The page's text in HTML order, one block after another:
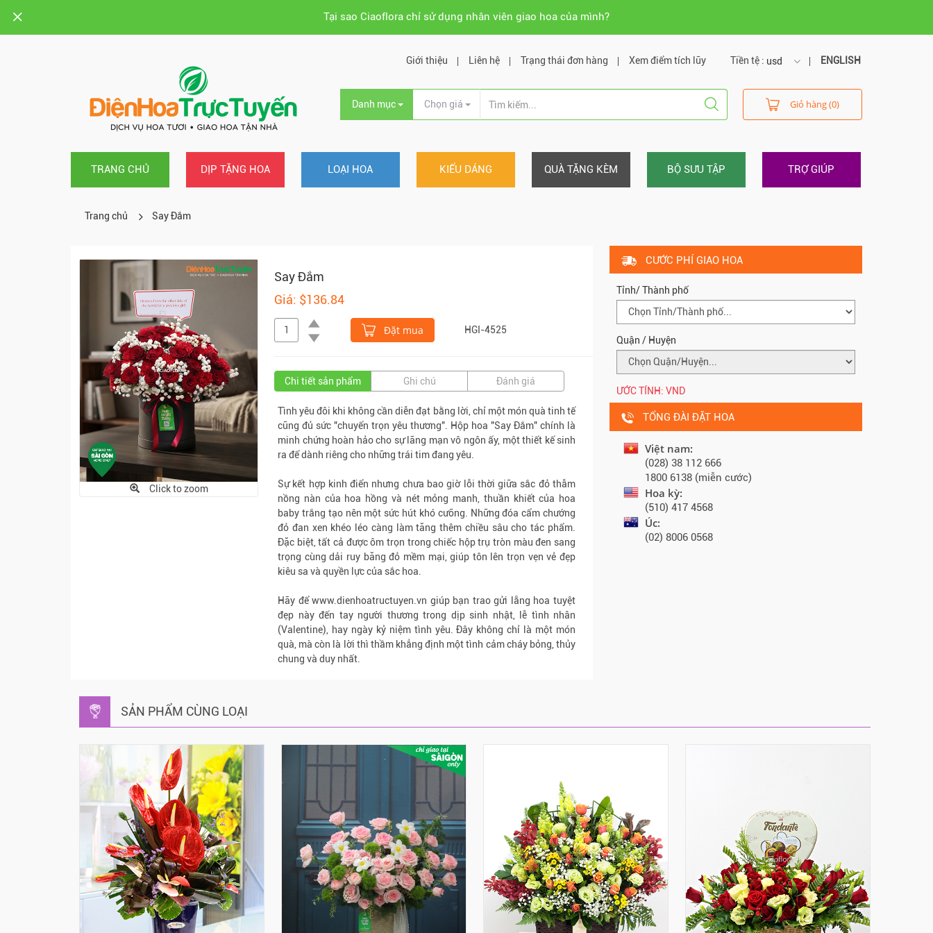
Tại sao Ciaoflora chỉ sử dụng nhân viên giao hoa của mình?
Tiền tệ : usd
usd
vnd
ENGLISH
Giới thiệu Liên hệ Trạng thái đơn hàng Xem điểm tích lũy
Danh mục Chọn giá Giỏ hàng (0)
TRANG CHỦ DỊP TẶNG HOA LOẠI HOA KIỂU DÁNG QUÀ TẶNG KÈM BỘ SƯU TẬP TRỢ GIÚP
Trang chủ Say Đắm
Click to zoom
Say Đắm
Giá: $136.84
Đặt mua HGI-4525
Chi tiết sản phẩm Ghi chú Đánh giá
Tình yêu đôi khi không cần diễn đạt bằng lời, chỉ một món quà tinh tế
cũng đủ sức "chuyển trọn yêu thương". Hộp hoa "Say Đắm" chính là
minh chứng hoàn hảo cho sự lãng mạn vô ngôn ấy, một thiết kế sinh
ra để dành riêng cho những trái tim đang yêu.
Sự kết hợp kinh điển nhưng chưa bao giờ lỗi thời giữa sắc đỏ thẫm
nồng nàn của hoa hồng và nét mỏng manh, thuần khiết của hoa
baby trắng tạo nên một sức hút khó cưỡng. Những đóa cẩm chướng
đỏ đan xen khéo léo càng làm tăng thêm chiều sâu cho tác phẩm.
Đặc biệt, tất cả được ôm trọn trong chiếc hộp trụ tròn màu đen sang
trọng cùng dải ruy băng đỏ mềm mại, giúp tôn lên trọn vẹn vẻ đẹp
kiêu sa và quyền lực của sắc hoa.
Hãy để www.dienhoatructuyen.vn giúp bạn trao gửi lẵng hoa tuyệt
đẹp này đến tay người thương trong dịp sinh nhật, lễ tình nhân
(Valentine), hay ngày kỷ niệm tình yêu. Đây không chỉ là một món
quà, mà còn là lời thì thầm khẳng định một tình cảm cháy bỏng, thủy
chung và duy nhất.
CƯỚC PHÍ GIAO HOA
Tỉnh/ Thành phố
Quận / Huyện
ƯỚC TÍNH: VND
TỔNG ĐÀI ĐẶT HOA
Việt nam:
(028) 38 112 666
1800 6138 (miễn cước)
Hoa kỳ:
(510) 417 4568
Úc:
(02) 8006 0568
SẢN PHẨM CÙNG LOẠI